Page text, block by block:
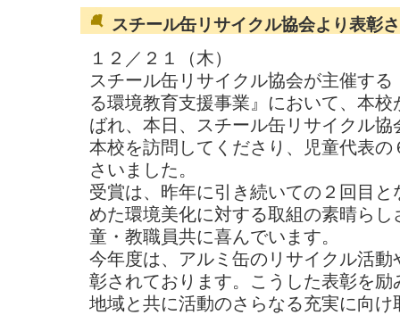
スチール缶リサイクル協会より表彰
１２／２１（木）
スチール缶リサイクル協会が主催す
る環境教育支援事業』において、本
ばれ、本日、スチール缶リサイクル
本校を訪問してくださり、児童代表
さいました。
受賞は、昨年に引き続いての２回目
めた環境美化に対する取組の素晴ら
童・教職員共に喜んでいます。
今年度は、アルミ缶のリサイクル活
彰されております。こうした表彰を
地域と共に活動のさらなる充実に向